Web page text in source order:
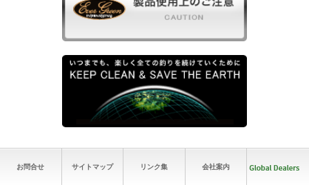
お問合せ サイトマップ リンク集 会社案内